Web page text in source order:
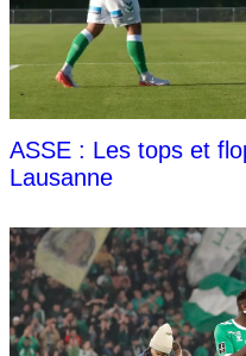
ASSE : Les tops et
Lausanne